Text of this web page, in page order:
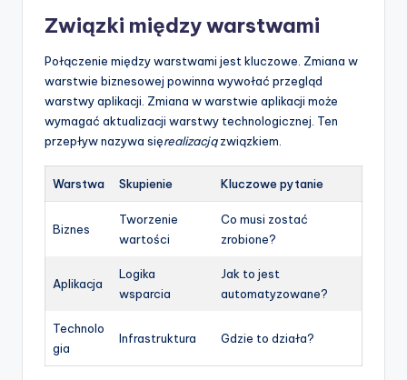
Związki między warstwami
Połączenie między warstwami jest kluczowe. Zmiana w
warstwie biznesowej powinna wywołać przegląd
warstwy aplikacji. Zmiana w warstwie aplikacji może
wymagać aktualizacji warstwy technologicznej. Ten
przepływ nazywa sięrealizacjązwiązkiem.
Warstwa Skupienie Kluczowe pytanie
Biznes
Tworzenie
wartości
Co musi zostać
zrobione?
Aplikacja
Logika
wsparcia
Jak to jest
automatyzowane?
Technolo
gia
Infrastruktura Gdzie to działa?